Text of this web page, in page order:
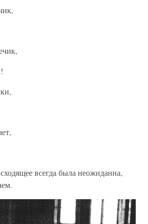
всегда была неожиданна,